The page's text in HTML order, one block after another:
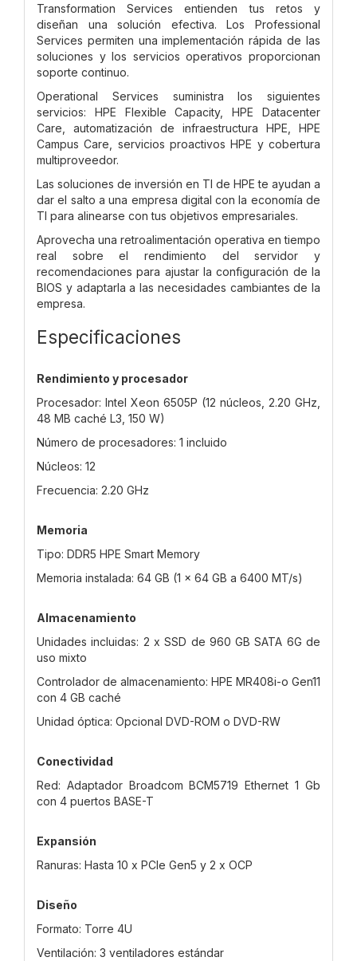
Transformation Services entienden tus retos y
diseñan una solución efectiva. Los Professional
Services permiten una implementación rápida de las
soluciones y los servicios operativos proporcionan
soporte continuo.
Operational Services suministra los siguientes
servicios: HPE Flexible Capacity, HPE Datacenter
Care, automatización de infraestructura HPE, HPE
Campus Care, servicios proactivos HPE y cobertura
multiproveedor.
Las soluciones de inversión en TI de HPE te ayudan a
dar el salto a una empresa digital con la economía de
TI para alinearse con tus objetivos empresariales.
Aprovecha una retroalimentación operativa en tiempo
real sobre el rendimiento del servidor y
recomendaciones para ajustar la configuración de la
BIOS y adaptarla a las necesidades cambiantes de la
empresa.
Especificaciones
Rendimiento y procesador
Procesador: Intel Xeon 6505P (12 núcleos, 2.20 GHz,
48 MB caché L3, 150 W)
Número de procesadores: 1 incluido
Núcleos: 12
Frecuencia: 2.20 GHz
Memoria
Tipo: DDR5 HPE Smart Memory
Memoria instalada: 64 GB (1 x 64 GB a 6400 MT/s)
Almacenamiento
Unidades incluidas: 2 x SSD de 960 GB SATA 6G de
uso mixto
Controlador de almacenamiento: HPE MR408i-o Gen11
con 4 GB caché
Unidad óptica: Opcional DVD-ROM o DVD-RW
Conectividad
Red: Adaptador Broadcom BCM5719 Ethernet 1 Gb
con 4 puertos BASE-T
Expansión
Ranuras: Hasta 10 x PCIe Gen5 y 2 x OCP
Diseño
Formato: Torre 4U
Ventilación: 3 ventiladores estándar